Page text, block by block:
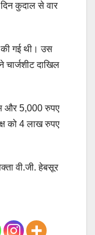
कुदाल से वार
की गई थी। उस
चार्जशीट दाखिल
और 5,000 रुपए
को 4 लाख रुपए
वी.जी. हेबसूर